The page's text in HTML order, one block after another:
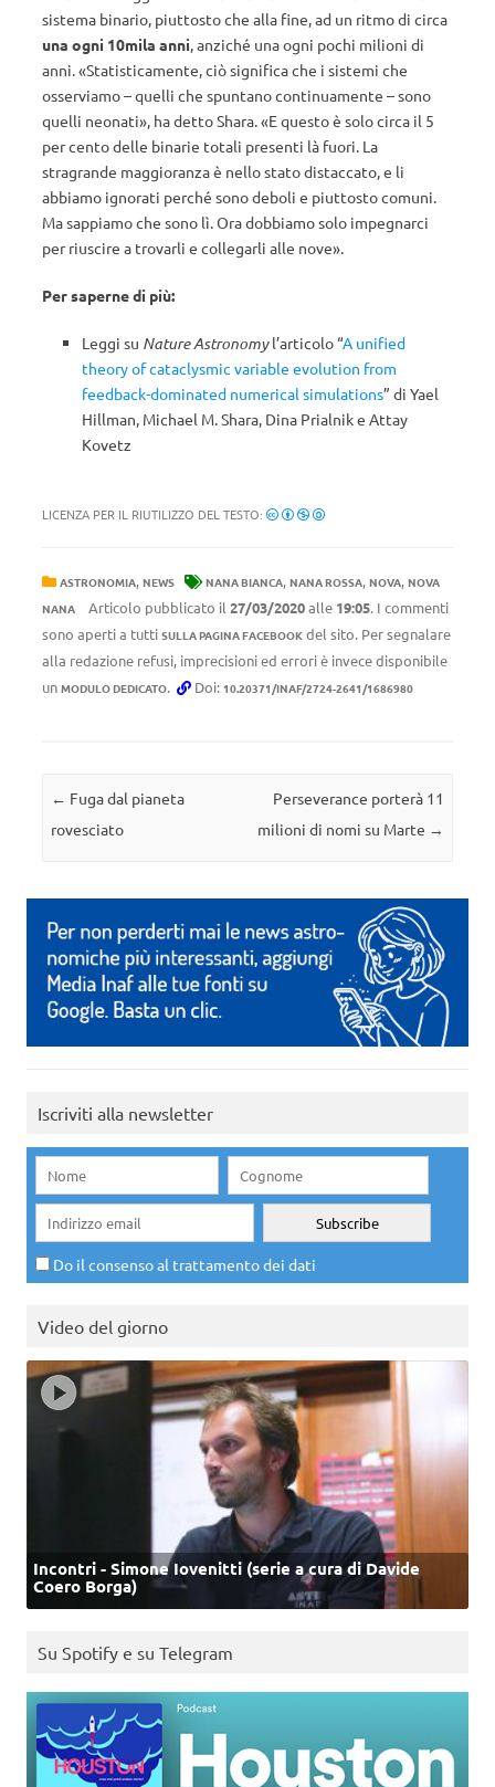
sistema binario, piuttosto che alla fine, ad un ritmo di circa
una ogni 10mila anni, anziché una ogni pochi milioni di
anni. «Statisticamente, ciò significa che i sistemi che
osserviamo – quelli che spuntano continuamente – sono
quelli neonati», ha detto Shara. «E questo è solo circa il 5
per cento delle binarie totali presenti là fuori. La
stragrande maggioranza è nello stato distaccato, e li
abbiamo ignorati perché sono deboli e piuttosto comuni.
Ma sappiamo che sono lì. Ora dobbiamo solo impegnarci
per riuscire a trovarli e collegarli alle nove».
Per saperne di più:
Leggi su Nature Astronomyl’articolo “A unified
theory of cataclysmic variable evolution from
feedback-dominated numerical simulations” di Yael
Hillman, Michael M. Shara, Dina Prialnik e Attay
Kovetz
LICENZA PER IL RIUTILIZZO DEL TESTO:
ASTRONOMIA, NEWS NANA BIANCA, NANA ROSSA, NOVA, NOVA
NANA
Articolo pubblicato il 27/03/2020alle 19:05. I commenti
sono aperti a tutti SULLA PAGINA FACEBOOK del sito. Per segnalare
alla redazione refusi, imprecisioni ed errori è invece disponibile
un MODULO DEDICATO. Doi: 10.20371/INAF/2724-2641/1686980
Navigazione articolo
← Fuga dal pianeta
rovesciato
Perseverance porterà 11
milioni di nomi su Marte →
Iscriviti alla newsletter
Do il consenso al trattamento dei dati
Video del giorno
Incontri - Simone Iovenitti (serie a cura di Davide
Coero Borga)
Su Spotify e su Telegram